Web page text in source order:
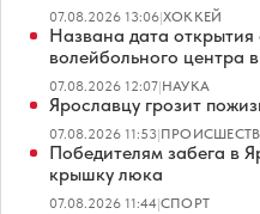
07.08.2026 13:06|ХОККЕЙ
Названа дата
волейбольного центра
07.08.2026 12:07|НАУКА
Ярославцу грозит
07.08.2026 11:53|
Победителям забега в
крышку люка
07.08.2026 11:44|СПОРТ